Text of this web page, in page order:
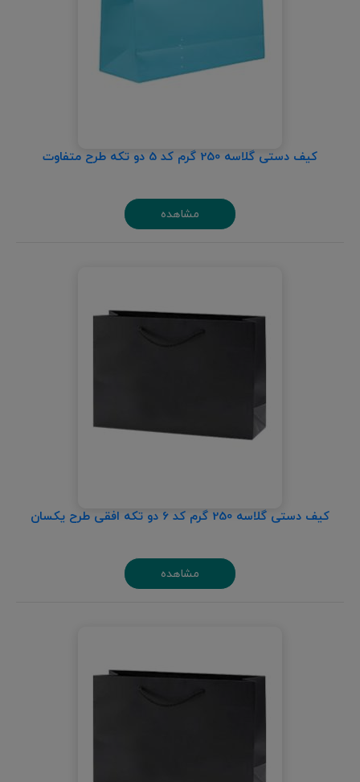
کیف دستی گلاسه 250 گرم کد 5 دو تکه طرح متفاوت
مشاهده
کیف دستی گلاسه 250 گرم کد 6 دو تکه افقی طرح یکسان
مشاهده